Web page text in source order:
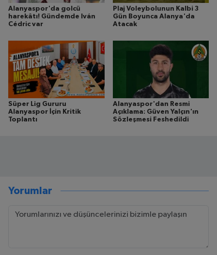
Alanyaspor'da golcü
harekâtı! Gündemde Iván
Cédric var
Plaj Voleybolunun Kalbi 3
Gün Boyunca Alanya'da
Atacak
Süper Lig Gururu
Alanyaspor İçin Kritik
Toplantı
Alanyaspor'dan Resmi
Açıklama: Güven Yalçın'ın
Sözleşmesi Feshedildi
Yorumlar